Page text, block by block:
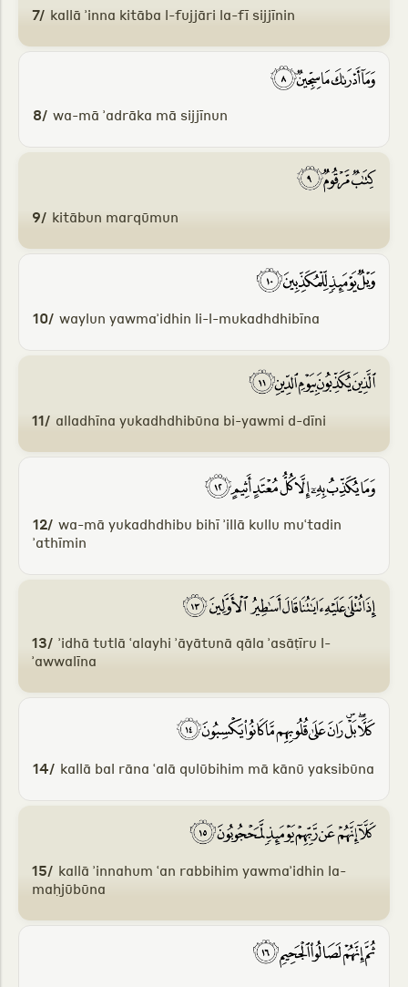
7/ kallā ʾinna kitāba l-fujjāri la-fī sijjīnin
8/ wa-mā ʾadrāka mā sijjīnun
9/ kitābun marqūmun
10/ waylun yawmaʾidhin li-l-mukadhdhibīna
11/ alladhīna yukadhdhibūna bi-yawmi d-dīni
12/ wa-mā yukadhdhibu bihī ʾillā kullu muʿtadin
ʾathīmin
13/ ʾidhā tutlā ʿalayhi ʾāyātunā qāla ʾasāṭīru l-
ʾawwalīna
14/ kallā bal rāna ʿalā qulūbihim mā kānū yaksibūna
15/ kallā ʾinnahum ʿan rabbihim yawmaʾidhin la-
maḥjūbūna